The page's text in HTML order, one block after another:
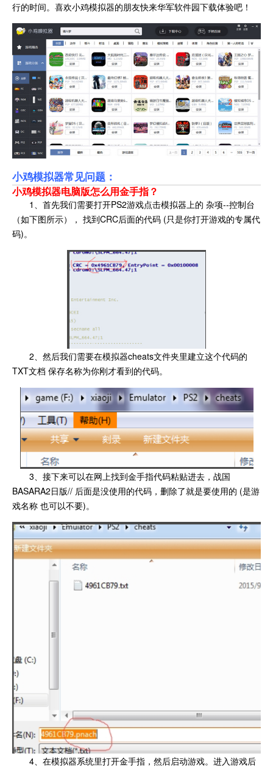
行的时间。喜欢小鸡模拟器的朋友快来华军软件园下载体验吧！
小鸡模拟器常见问题：
小鸡模拟器电脑版怎么用金手指？
1、首先我们需要打开PS2游戏点击模拟器上的 杂项--控制台
（如下图所示）， 找到CRC后面的代码 (只是你打开游戏的专属代
码)。
2、然后我们需要在模拟器cheats文件夹里建立这个代码的
TXT文档 保存名称为你刚才看到的代码。
3、接下来可以在网上找到金手指代码粘贴进去，战国
BASARA2日版// 后面是没使用的代码，删除了就是要使用的 (是游
戏名称 也可以不要)。
4、在模拟器系统里打开金手指，然后启动游戏。进入游戏后